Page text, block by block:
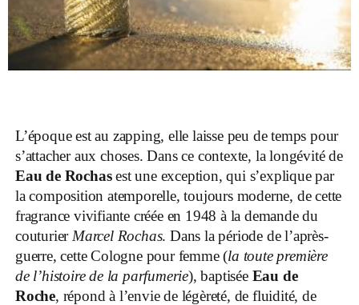
L’époque est au zapping, elle laisse peu de temps pour
s’attacher aux choses. Dans ce contexte, la longévité de
Eau de Rochasest une exception, qui s’explique par
la composition atemporelle, toujours moderne, de cette
fragrance vivifiante créée en 1948 à la demande du
couturier Marcel Rochas. Dans la période de l’après-
guerre, cette Cologne pour femme (la toute première
de l’histoire de la parfumerie), baptisée Eau de
Roche, répond à l’envie de légèreté, de fluidité, de